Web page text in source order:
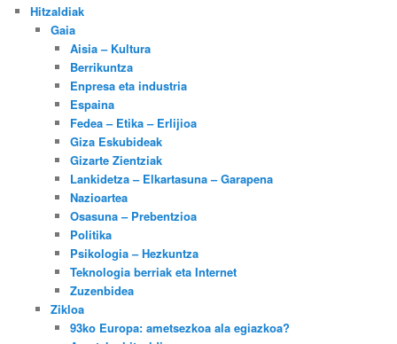
Hitzaldiak
Gaia
Aisia – Kultura
Berrikuntza
Enpresa eta industria
Espaina
Fedea – Etika – Erlijioa
Giza Eskubideak
Gizarte Zientziak
Lankidetza – Elkartasuna – Garapena
Nazioartea
Osasuna – Prebentzioa
Politika
Psikologia – Hezkuntza
Teknologia berriak eta Internet
Zuzenbidea
Zikloa
93ko Europa: ametsezkoa ala egiazkoa?